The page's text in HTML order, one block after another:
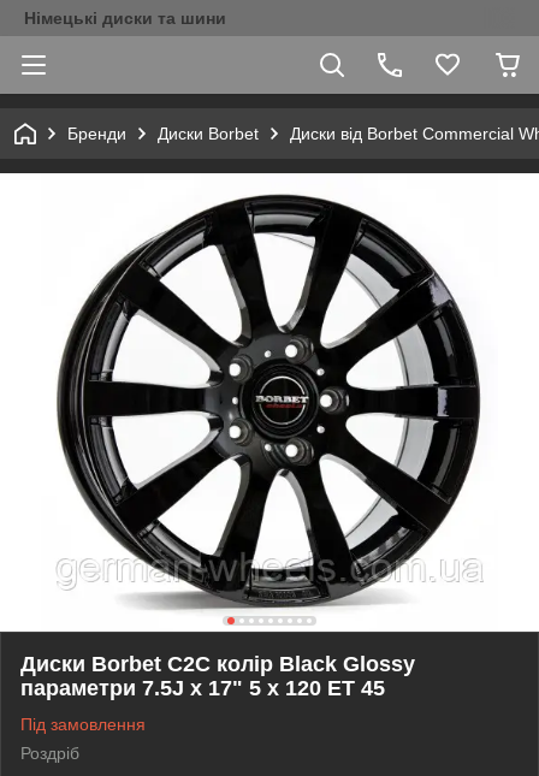
Німецькі диски та шини
Бренди Диски Borbet Диски від Borbet Commercial
Диски Borbet C2C колір Black Glossy
параметри 7.5J x 17" 5 x 120 ET 45
Під замовлення
Роздріб